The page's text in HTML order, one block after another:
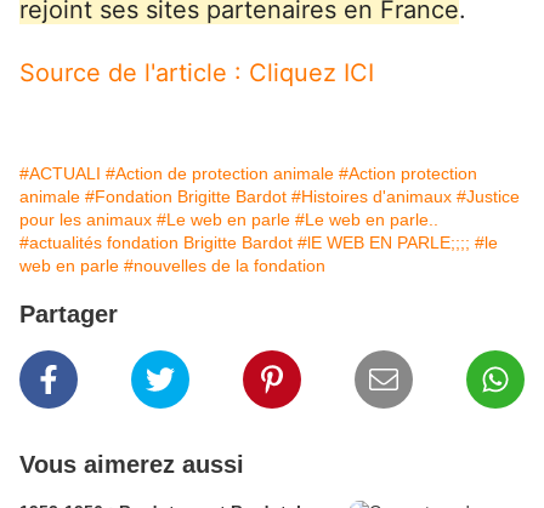
rejoint ses sites partenaires en France.
Source de l'article : Cliquez ICI
#ACTUALI #Action de protection animale #Action protection
animale #Fondation Brigitte Bardot #Histoires d'animaux #Justice
pour les animaux #Le web en parle #Le web en parle..
#actualités fondation Brigitte Bardot #lE WEB EN PARLE;;;; #le
web en parle #nouvelles de la fondation
Partager
Vous aimerez aussi